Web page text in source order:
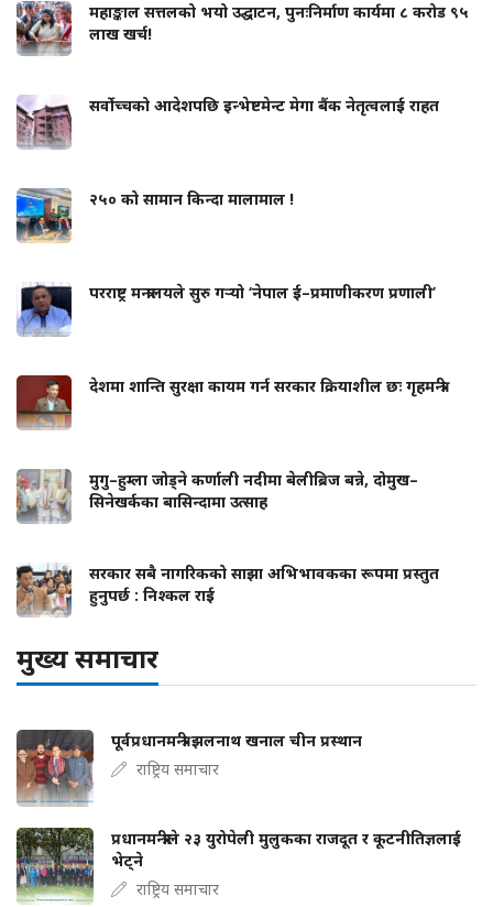
महाङ्काल सत्तलको भयो उद्घाटन, पुनःनिर्माण कार्यमा ८ करोड ९५
लाख खर्च!
सर्वोच्चको आदेशपछि इन्भेष्टमेन्ट मेगा बैंक नेतृत्वलाई राहत
२५० को सामान किन्दा मालामाल !
परराष्ट्र मन्त्रालयले सुरु गर्‍यो ‘नेपाल ई–प्रमाणीकरण प्रणाली’
देशमा शान्ति सुरक्षा कायम गर्न सरकार क्रियाशील छः गृहमन्त्री
मुगु–हुम्ला जोड्ने कर्णाली नदीमा बेलीब्रिज बन्ने, दोमुख–
सिनेखर्कका बासिन्दामा उत्साह
सरकार सबै नागरिकको साझा अभिभावकका रूपमा प्रस्तुत
हुनुपर्छ : निश्कल राई
मुख्य समाचार
पूर्वप्रधानमन्त्री झलनाथ खनाल चीन प्रस्थान
राष्ट्रिय समाचार
प्रधानमन्त्रीले २३ युरोपेली मुलुकका राजदूत र कूटनीतिज्ञलाई
भेट्ने
राष्ट्रिय समाचार